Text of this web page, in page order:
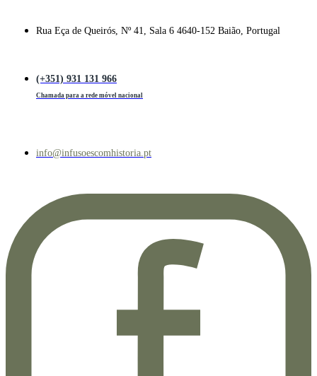
Rua Eça de Queirós, Nº 41, Sala 6 4640-152 Baião, Portugal
(+351) 931 131 966
Chamada para a rede móvel nacional
info@infusoescomhistoria.pt